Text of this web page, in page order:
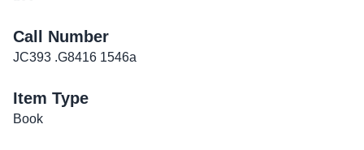
Call Number
JC393 .G8416 1546a
Item Type
Book